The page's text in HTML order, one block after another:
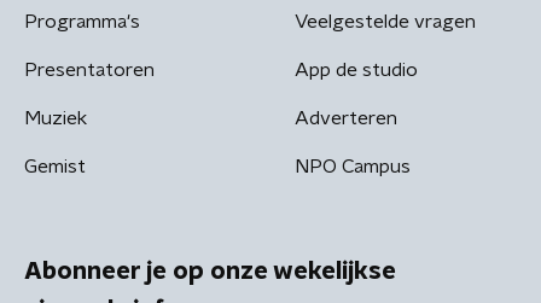
Programma's
Presentatoren
Muziek
Gemist
Veelgestelde vragen
App de studio
Adverteren
NPO Campus
Abonneer je op onze wekelijkse